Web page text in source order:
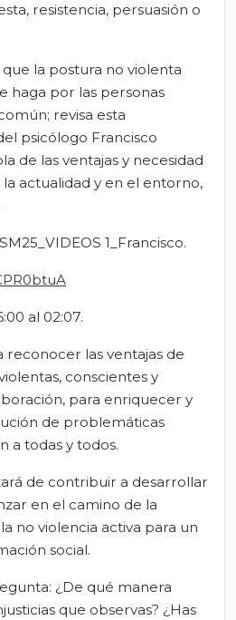
resistencia, persuasión o
la postura no violenta
haga por las personas
revisa esta
psicólogo Francisco
de las ventajas y necesidad
actualidad y en el entorno,
1_Francisco.
al 02:07.
reconocer las ventajas de
conscientes y
para enriquecer y
de problemáticas
a todas y todos.
de contribuir a desarrollar
en el camino de la
no violencia activa para un
social.
¿De qué manera
que observas? ¿Has